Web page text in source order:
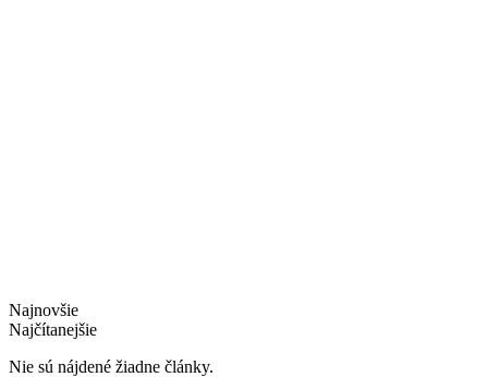
Najnovšie
Najčítanejšie
Nie sú nájdené žiadne články.